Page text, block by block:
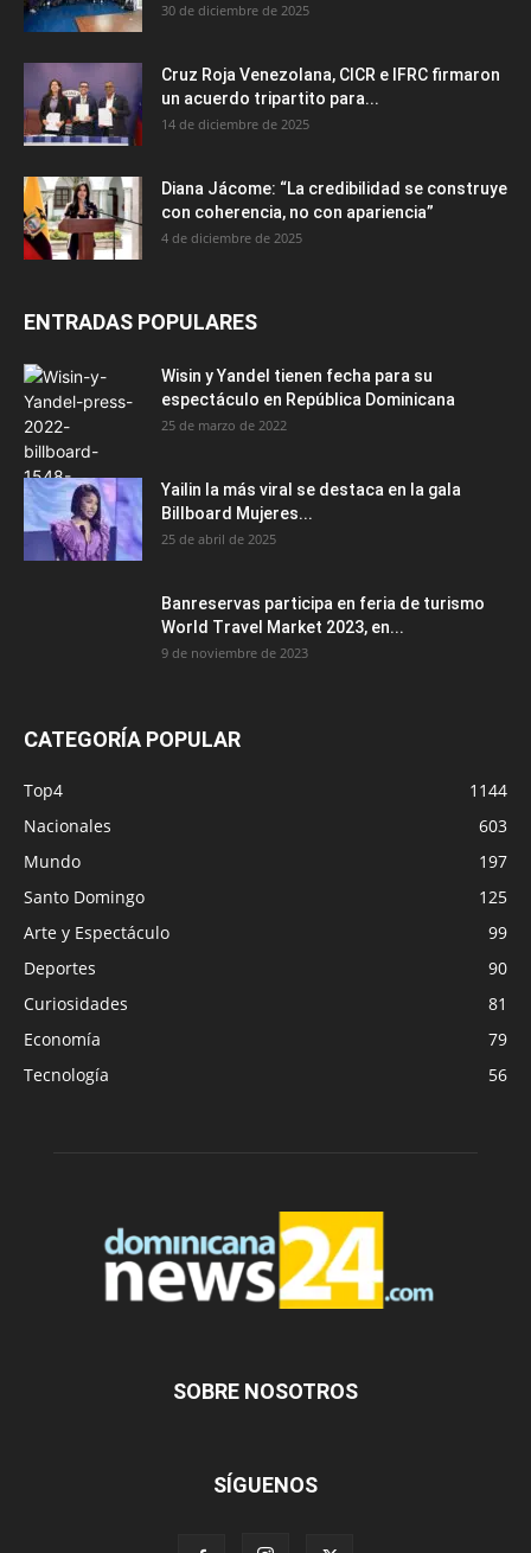
30 de diciembre de 2025
Cruz Roja Venezolana, CICR e IFRC firmaron
un acuerdo tripartito para...
14 de diciembre de 2025
Diana Jácome: “La credibilidad se construye
con coherencia, no con apariencia”
4 de diciembre de 2025
ENTRADAS POPULARES
Wisin y Yandel tienen fecha para su
espectáculo en República Dominicana
25 de marzo de 2022
Yailin la más viral se destaca en la gala
Billboard Mujeres...
25 de abril de 2025
Banreservas participa en feria de turismo
World Travel Market 2023, en...
9 de noviembre de 2023
CATEGORÍA POPULAR
Top4
1144
Nacionales
603
Mundo
197
Santo Domingo
125
Arte y Espectáculo
99
Deportes
90
Curiosidades
81
Economía
79
Tecnología
56
SOBRE NOSOTROS
SÍGUENOS